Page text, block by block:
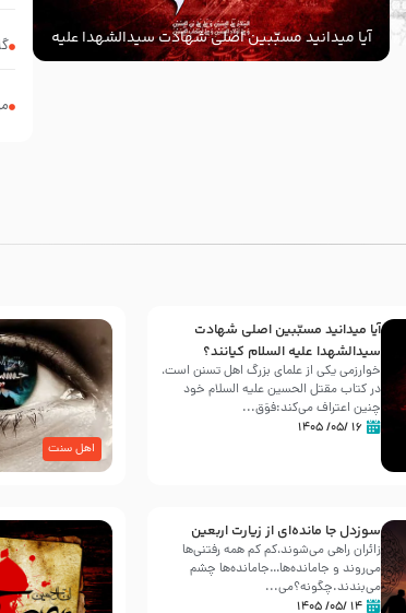
آیا میدانید مسبّبین اصلی شهادت سیدالشهدا علیه
‌السلام کیانند؟
آیا میدانید مسبّبین اصلی شهادت
سیدالشهدا علیه ‌السلام کیانند؟
خوارزمی یکی از علمای بزرگ اهل تسنن است،
در کتاب مقتل الحسین علیه ‌السلام خود
چنین اعتراف می‌کند:فوَق...
۱۶ /۰۵/ ۱۴۰۵
اهل سنت
سوزدل جا مانده‌ای از زیارت اربعین
زائران راهی می‌شوند،کم‌ کم همه رفتنی‌ها
می‌روند و جامانده‌ها…جامانده‌ها چشم
می‌بندند.چگونه؟می‌...
۱۴ /۰۵/ ۱۴۰۵